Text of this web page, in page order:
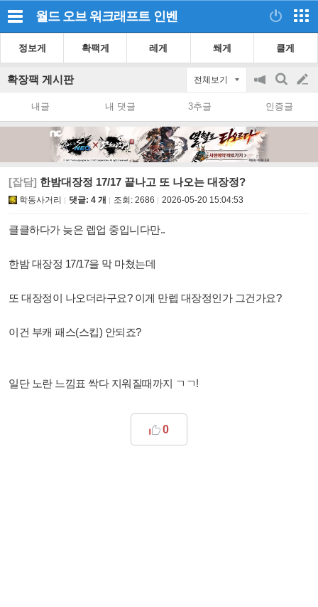
월드 오브 워크래프트 인벤
정보게 확팩게 레게 쐐게 클게
확장팩 게시판 전체보기
공
on/off
검
색
글
쓰
내글 내 댓글 3추글 인증글
[잡담] 한밤대장정 17/17 끝나고 또 나오는 대장정?
학동사거리 댓글: 4 개 조회: 2686 2026-05-20 15:04:53
클클하다가 늦은 렙업 중입니다만..
한밤 대장정 17/17을 막 마쳤는데
또 대장정이 나오더라구요? 이게 만렙 대장정인가 그건가요?
이건 부캐 패스(스킵) 안되죠?
일단 노란 느낌표 싹다 지워질때까지 ㄱㄱ!
0